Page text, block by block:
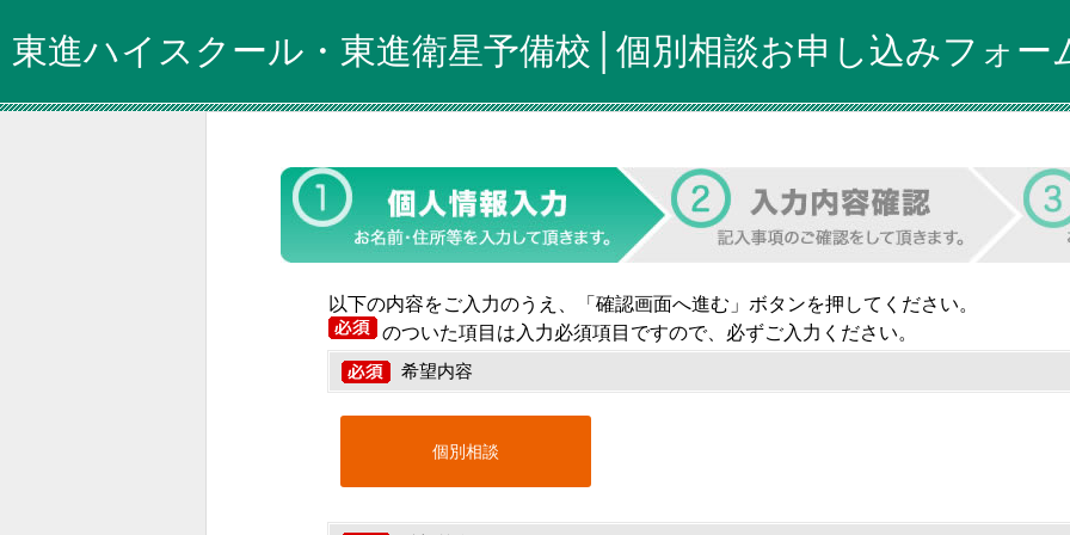
東進ハイスクール・東進衛星予備校│個別相談お申し込みフォー
以下の内容をご入力のうえ、「確認画面へ進む」ボタンを押してください。
のついた項目は入力必須項目ですので、必ずご入力ください。
希望内容
個別相談